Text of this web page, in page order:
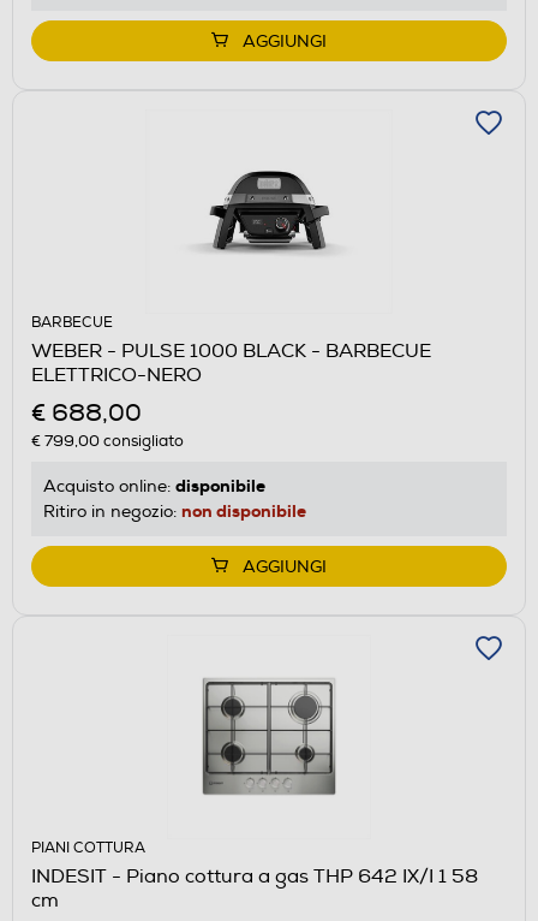
AGGIUNGI
BARBECUE
WEBER - PULSE 1000 BLACK - BARBECUE
ELETTRICO-NERO
€ 688,00
€ 799,00consigliato
Acquisto online: disponibile
Ritiro in negozio: non disponibile
AGGIUNGI
PIANI COTTURA
INDESIT - Piano cottura a gas THP 642 IX/I 1 58
cm